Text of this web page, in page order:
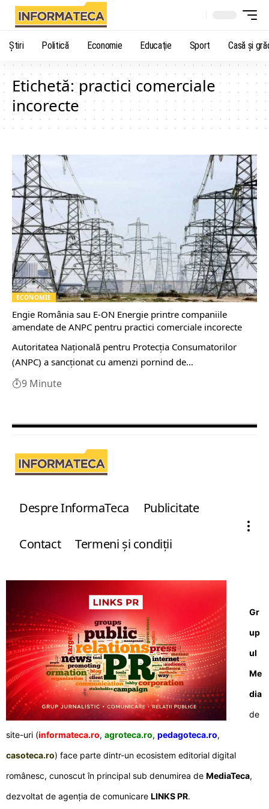
Știri Politică Economie Educaţie Sport Casă şi
Etichetă:practici comerciale
incorecte
ECONOMIE
Engie România sau E-ON Energie printre companiile
amendate de ANPC pentru practici comerciale incorecte
Autoritatea Naţională pentru Protecţia Consumatorilor
(ANPC) a sancţionat cu amenzi pornind de…
9 Minute
Despre InformaTeca Publicitate
Contact Termeni şi condiţii
Gr
up
ul
Me
dia
de
site-uri (informateca.ro, agroteca.ro, pedagoteca.ro,
casoteca.ro) face parte dintr-un ecosistem editorial digital
românesc, cunoscut în principal sub denumirea de MediaTeca,
dezvoltat de agenția de comunicare LINKS PR.